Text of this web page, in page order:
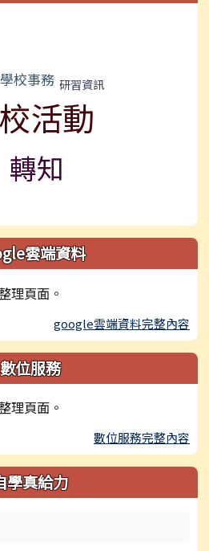
學校事務 研習資訊
活動
轉知
雲端資料
理頁面。
google雲端資料完整內容
數位服務
理頁面。
數位服務完整內容
學真給力